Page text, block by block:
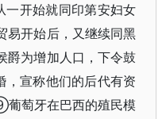
一开始就同印第安妇女
易开始后，又继续同黑
爵为增加人口，下令鼓
，宣称他们的后代有资
萄牙在巴西的殖民模